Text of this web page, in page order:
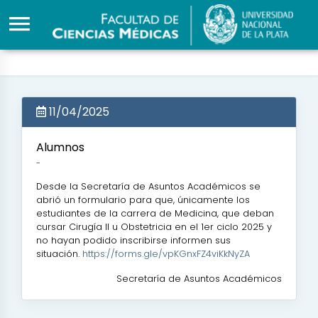
11/04/2025
Alumnos
-
Desde la Secretaría de Asuntos Académicos se
abrió un formulario para que, únicamente los
estudiantes de la carrera de Medicina, que deban
cursar Cirugía II u Obstetricia en el 1er ciclo 2025 y
no hayan podido inscribirse informen sus
situación. https://forms.gle/vpKGnxFZ4viKkNyZA
Secretaría de Asuntos Académicos